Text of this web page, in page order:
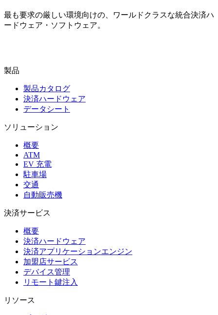
最も要求の厳しい環境向けの、ワールドクラスな統合決済ハ
ードウェア・ソフトウェア。
製品
製品カタログ
決済ハードウェア
データシート
ソリューション
概要
ATM
EV 充電
駐車場
交通
自動販売機
決済サービス
概要
決済ハードウェア
決済アプリケーションエンジン
加盟店サービス
デバイス管理
リモート鍵注入
リソース